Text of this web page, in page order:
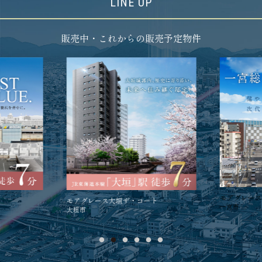
販売中・これからの販売予定物件
モアグレース大垣ザ・コート
大垣市
モアグレー
一宮市